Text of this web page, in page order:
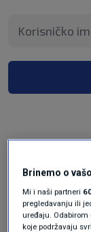
Brinemo o
Mi i naši partneri
pregledavanju ili
uređaju. Odabirom
koje podržavaju